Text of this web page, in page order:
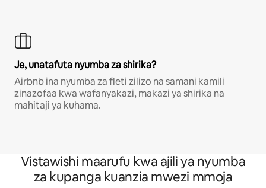
Je, unatafuta nyumba za shirika?
Airbnb ina nyumba za fleti zilizo na samani kamili
zinazofaa kwa wafanyakazi, makazi ya shirika na
mahitaji ya kuhama.
Vistawishi maarufu kwa ajili ya nyumba
za kupanga kuanzia mwezi mmoja